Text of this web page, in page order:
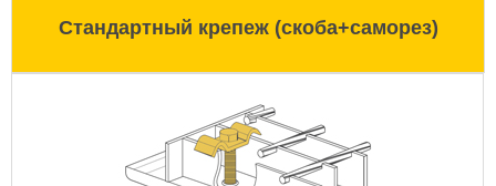
Стандартный крепеж (скоба+саморез)